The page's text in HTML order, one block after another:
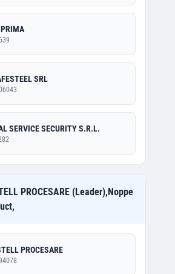
SRL
SERVICE SECURITY S.R.L.
PROCESARE (Leader),Noppe
PROCESARE